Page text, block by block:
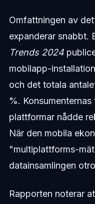
Omfattningen av
expanderar snabbt.
Trends 2024
mobilapp-
och det totala
%.
plattformar nådde
När den mobila
"multiplattforms-
datainsamlingen
Rapporten noterar